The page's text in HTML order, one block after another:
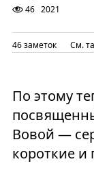
46 2021
46 заметок См.
По этому
Вовой —
короткие и